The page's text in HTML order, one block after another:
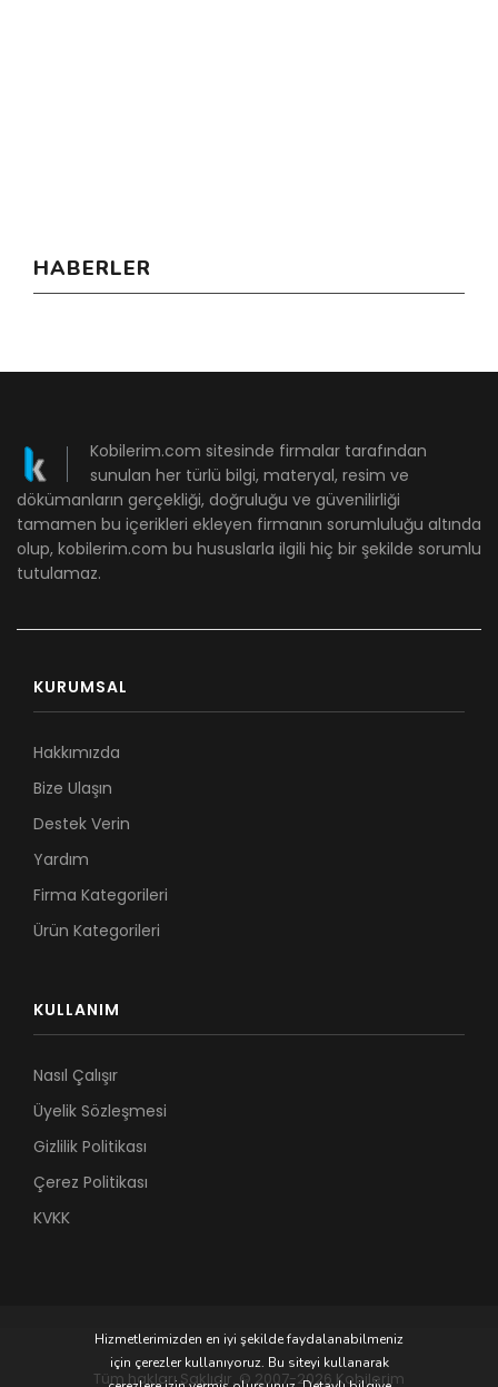
HABERLER
Kobilerim.com sitesinde firmalar tarafından
sunulan her türlü bilgi, materyal, resim ve
dökümanların gerçekliği, doğruluğu ve güvenilirliği
tamamen bu içerikleri ekleyen firmanın sorumluluğu altında
olup, kobilerim.com bu hususlarla ilgili hiç bir şekilde sorumlu
tutulamaz.
KURUMSAL
Hakkımızda
Bize Ulaşın
Destek Verin
Yardım
Firma Kategorileri
Ürün Kategorileri
KULLANIM
Nasıl Çalışır
Üyelik Sözleşmesi
Gizlilik Politikası
Çerez Politikası
KVKK
Tüm hakları Saklıdır. © 2007-2026 Kobilerim
Hizmetlerimizden en iyi şekilde faydalanabilmeniz
için çerezler kullanıyoruz. Bu siteyi kullanarak